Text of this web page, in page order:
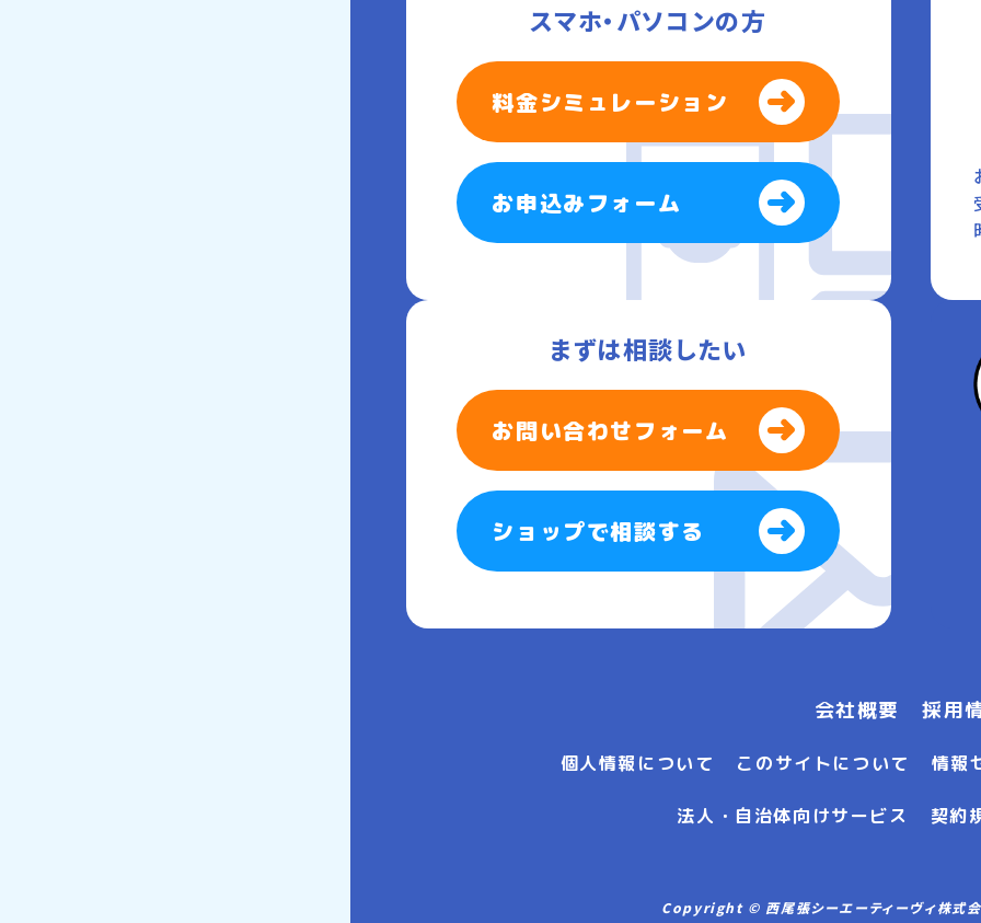
スマホ・パソコンの方
料金シミュレーション
お申込みフォーム
まずは相談したい
お問い合わせフォーム
ショップで相談する
会社概要 採用
個人情報について このサイトについて 情報
法人・自治体向けサービス 契約
Copyright © 西尾張シーエーティーヴィ株